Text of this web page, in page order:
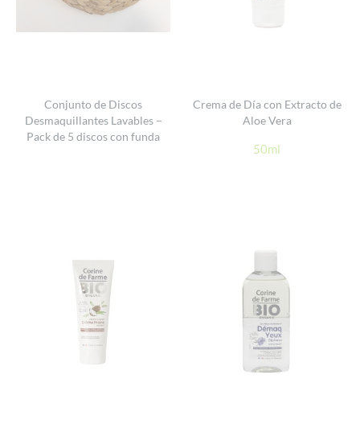
Conjunto de Discos
Desmaquillantes Lavables –
Pack de 5 discos con funda
Crema de Día con Extracto de
Aloe Vera
50ml